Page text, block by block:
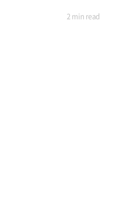
2 min read